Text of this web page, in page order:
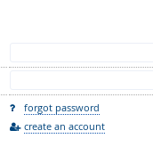
forgot password
create an account